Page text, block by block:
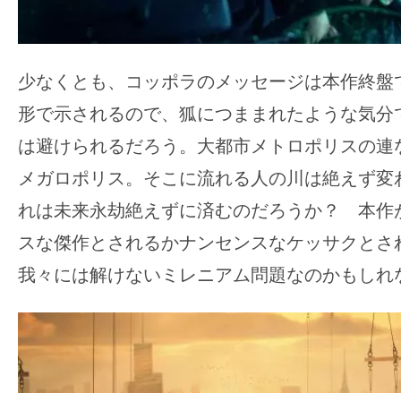
少なくとも、コッポラのメッセージは本作終
形で示されるので、狐につままれたような気
は避けられるだろう。大都市メトロポリスの
メガロポリス。そこに流れる人の川は絶えず
れは未来永劫絶えずに済むのだろうか？ 本作
スな傑作とされるかナンセンスなケッサクと
我々には解けないミレニアム問題なのかもし